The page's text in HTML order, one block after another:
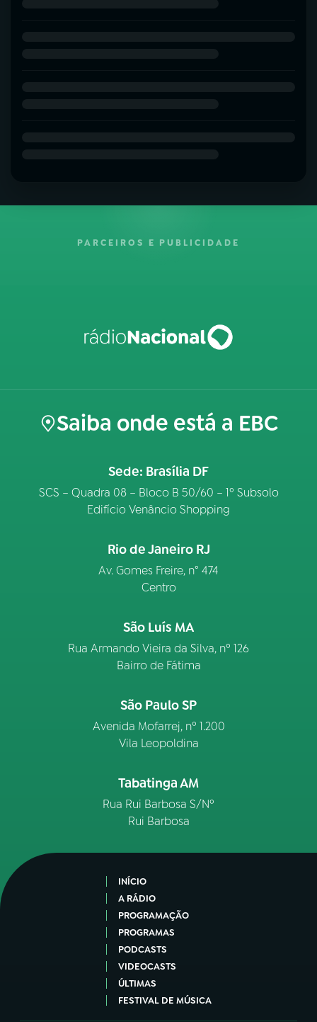
PARCEIROS E PUBLICIDADE
Saiba onde está a EBC
Sede: Brasília DF
SCS – Quadra 08 – Bloco B 50/60 – 1º Subsolo
Edifício Venâncio Shopping
Rio de Janeiro RJ
Av. Gomes Freire, n° 474
Centro
São Luís MA
Rua Armando Vieira da Silva, nº 126
Bairro de Fátima
São Paulo SP
Avenida Mofarrej, nº 1.200
Vila Leopoldina
Tabatinga AM
Rua Rui Barbosa S/Nº
Rui Barbosa
INÍCIO
A RÁDIO
PROGRAMAÇÃO
PROGRAMAS
PODCASTS
VIDEOCASTS
ÚLTIMAS
FESTIVAL DE MÚSICA